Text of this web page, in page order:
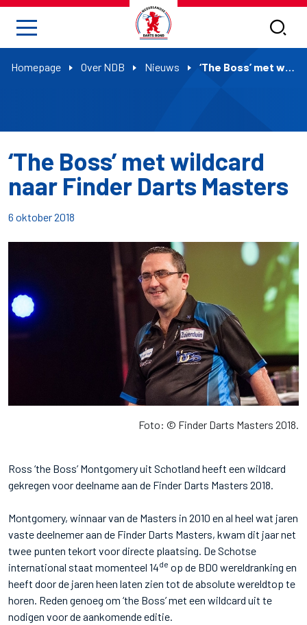
Homepage Over NDB Nieuws ‘The Boss’ met wildcard naar Finder Darts Masters
‘The Boss’ met wildcard
naar Finder Darts Masters
6 oktober 2018
Foto: © Finder Darts Masters 2018.
Ross ‘the Boss’ Montgomery uit Schotland heeft een wildcard
gekregen voor deelname aan de Finder Darts Masters 2018.
Montgomery, winnaar van de Masters in 2010 en al heel wat jaren
vaste deelnemer aan de Finder Darts Masters, kwam dit jaar net
twee punten tekort voor directe plaatsing. De Schotse
international staat momenteel 14de op de BDO wereldranking en
heeft door de jaren heen laten zien tot de absolute wereldtop te
horen. Reden genoeg om ‘the Boss’ met een wildcard uit te
nodigen voor de aankomende editie.